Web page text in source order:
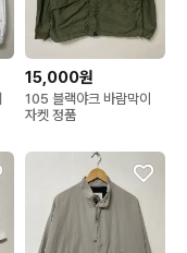
15,000원
105 블랙야크 바람막이
자켓 정품